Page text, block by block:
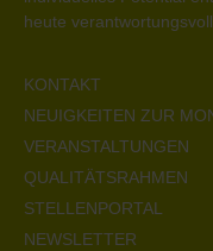
heute
KONTAKT
NEUIGKEITEN ZUR
VERANSTALTUNGEN
QUALITÄTSRAHMEN
STELLENPORTAL
NEWSLETTER